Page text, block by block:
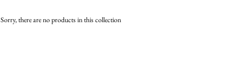
Sorry, there are no products in this collection